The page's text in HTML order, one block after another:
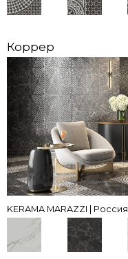
Коррер
KERAMA MARAZZI | Россия